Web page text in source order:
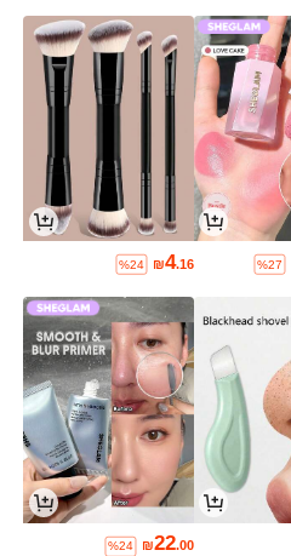
%27
₪4.16
%24
₪22.00
%24